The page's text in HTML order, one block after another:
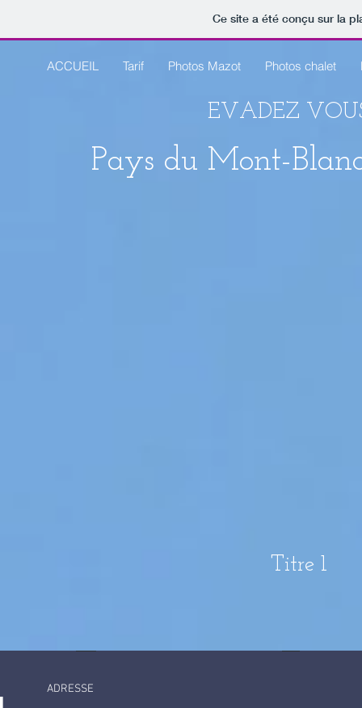
Ce site a été conçu sur la
ACCUEIL Tarif Photos Mazot Photos chalet
Pays du Mont-
EVADEZ
Titre 1
ADRESSE